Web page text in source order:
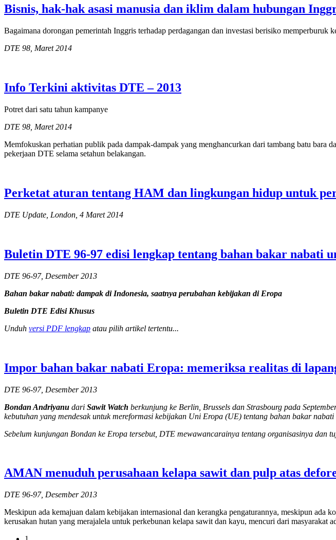
Bisnis, hak-hak asasi manusia dan iklim dalam hubungan
Bagaimana dorongan pemerintah Inggris terhadap perdagangan dan investasi berisiko memperburuk
DTE 98, Maret 2014
Info Terkini aktivitas DTE – 2013
Potret dari satu tahun kampanye
DTE 98, Maret 2014
Memfokuskan perhatian publik pada dampak-dampak yang menghancurkan dari tambang batu bara
pekerjaan DTE selama setahun belakangan.
Perketat aturan tentang HAM dan lingkungan hidup untuk
DTE Update, London, 4 Maret 2014
Buletin DTE 96-97 edisi lengkap tentang bahan bakar nabati
DTE 96-97, Desember 2013
Bahan bakar nabati: dampak di Indonesia, saatnya perubahan kebijakan di Eropa
Buletin DTE Edisi Khusus
Unduh versi PDF lengkap atau pilih artikel tertentu...
Impor bahan bakar nabati Eropa: memeriksa realitas di
DTE 96-97, Desember 2013
Bondan Andriyanu dari Sawit Watch berkunjung ke Berlin, Brussels dan Strasbourg pada
kebutuhan yang mendesak untuk mereformasi kebijakan Uni Eropa (UE) tentang bahan bakar
Sebelum kunjungan Bondan ke Eropa tersebut, DTE mewawancarainya tentang organisasinya dan
AMAN menuduh perusahaan kelapa sawit dan pulp atas
DTE 96-97, Desember 2013
Meskipun ada kemajuan dalam kebijakan internasional dan kerangka pengaturannya, meskipun
kerusakan hutan yang merajalela untuk perkebunan kelapa sawit dan kayu, mencuri dari masyarakat